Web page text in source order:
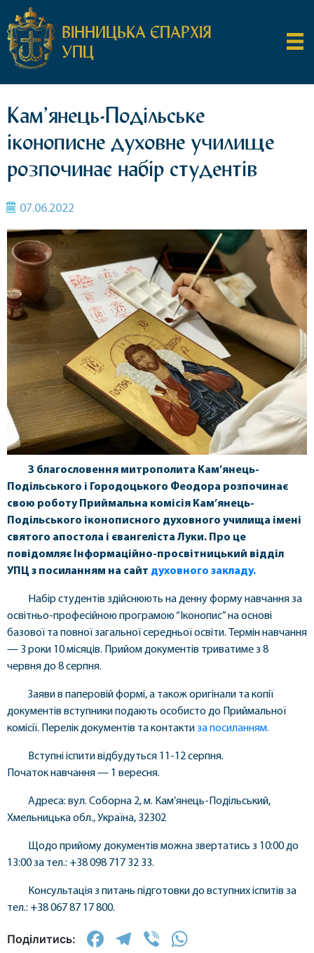
ВІННИЦЬКА ЄПАРХІЯ
УПЦ
Кам’янець-Подільське
іконописне духовне училище
розпочинає набір студентів
07.06.2022
З благословення митрополита Кам’янець-
Подільського і Городоцького Феодора розпочинає
свою роботу Приймальна комісія Кам’янець-
Подільського іконописного духовного училища імені
святого апостола і євангеліста Луки. Про це
повідомляє Інформаційно-просвітницький відділ
УПЦ з посиланням на сайт духовного закладу.
Набір студентів здійснюють на денну форму навчання за
освітньо-професійною програмою “Іконопис” на основі
базової та повної загальної середньої освіти. Термін навчання
— 3 роки 10 місяців. Прийом документів триватиме з 8
червня до 8 серпня.
Заяви в паперовій формі, а також оригінали та копії
документів вступники подають особисто до Приймальної
комісії. Перелік документів та контактиза посиланням.
Вступні іспити відбудуться 11-12 серпня.
Початок навчання — 1 вересня.
Адреса: вул. Соборна 2, м. Кам’янець-Подільський,
Хмельницька обл., Україна, 32302
​Щодо прийому документів можна звертатись з 10:00 до
13:00 за тел.: +38 098 717 32 33.​
Консультація з питань підготовки до вступних іспитів за
тел.: +38 067 87 17 800.
Поділитись: Facebook
Telegram
Viber